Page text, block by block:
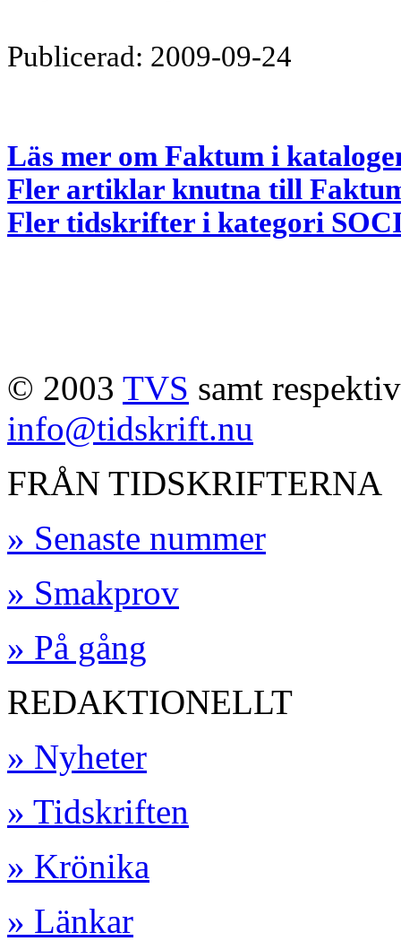
Publicerad: 2009-09-24
Läs mer om Faktum i
Fler artiklar knutna till
Fler tidskrifter i kategori
© 2003 TVS samt
info@tidskrift.nu
FRÅN TIDSKRIFTERNA
» Senaste nummer
» Smakprov
» På gång
REDAKTIONELLT
» Nyheter
» Tidskriften
» Krönika
» Länkar